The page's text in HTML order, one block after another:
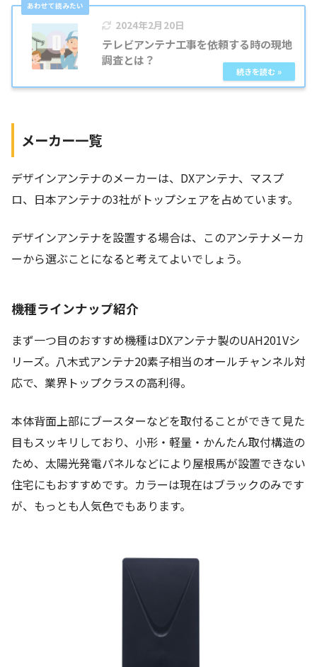
2024年2月20日
テレビアンテナ工事を依頼する時の現地
調査とは？
メーカー一覧
デザインアンテナのメーカーは、DXアンテナ、マスプ
ロ、日本アンテナの3社がトップシェアを占めています。
デザインアンテナを設置する場合は、このアンテナメーカ
ーから選ぶことになると考えてよいでしょう。
機種ラインナップ紹介
まず一つ目のおすすめ機種はDXアンテナ製のUAH201Vシ
リーズ。八木式アンテナ20素子相当のオールチャンネル対
応で、業界トップクラスの高利得。
本体背面上部にブースターなどを取付ることができて見た
目もスッキリしており、小形・軽量・かんたん取付構造の
ため、太陽光発電パネルなどにより屋根馬が設置できない
住宅にもおすすめです。カラーは現在はブラックのみです
が、もっとも人気色でもあります。